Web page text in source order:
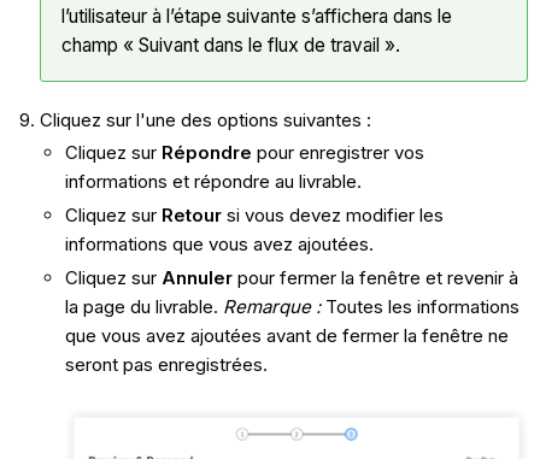
l’utilisateur à l’étape suivante s’affichera dans le
champ « Suivant dans le flux de travail ».
Cliquez sur l'une des options suivantes :
Cliquez sur Répondre pour enregistrer vos
informations et répondre au livrable.
Cliquez sur Retoursi vous devez modifier les
informations que vous avez ajoutées.
Cliquez sur Annulerpour fermer la fenêtre et revenir à
la page du livrable. Remarque :Toutes les informations
que vous avez ajoutées avant de fermer la fenêtre ne
seront pas enregistrées.